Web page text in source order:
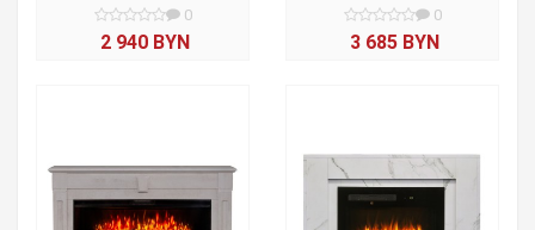
0
2 940 BYN
0
3 685 BYN